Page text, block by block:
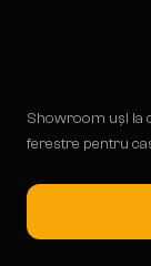
Showroom uși la
ferestre pentru